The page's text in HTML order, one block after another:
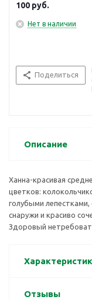
100 руб.
Нет в наличии
Поделиться
Описание
Ханна-красивая
цветков:
голубыми
снаружи и красиво
Здоровый
Отзывы